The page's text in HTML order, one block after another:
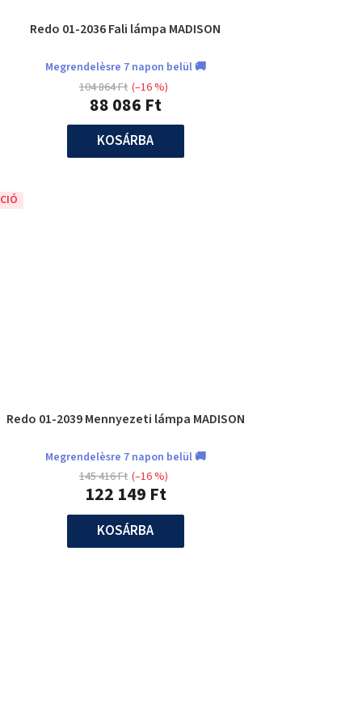
Redo 01-2036 Fali lámpa MADISON
Megrendelèsre 7 napon belül 🚚
88 086 Ft
104 864 Ft (–16 %)
KOSÁRBA
Redo 01-2039 Mennyezeti lámpa MADISON
Megrendelèsre 7 napon belül 🚚
122 149 Ft
145 416 Ft (–16 %)
KOSÁRBA